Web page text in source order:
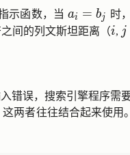
示函数，当 a_i = b_j
ai = bj 时
间的列文斯坦距离（i
i, j
j
错误，搜索引擎程序需
这两者往往结合起来使